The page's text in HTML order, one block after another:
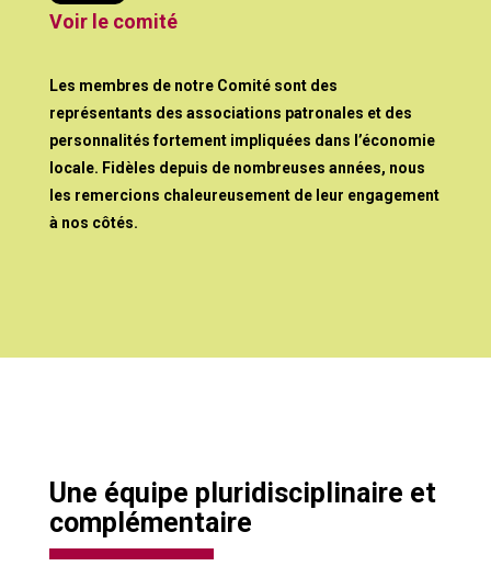
Voir le comité
Les membres de notre Comité sont des
représentants des associations patronales et des
personnalités fortement impliquées dans l’économie
locale. Fidèles depuis de nombreuses années, nous
les remercions chaleureusement de leur engagement
à nos côtés.
Une équipe pluridisciplinaire et
complémentaire